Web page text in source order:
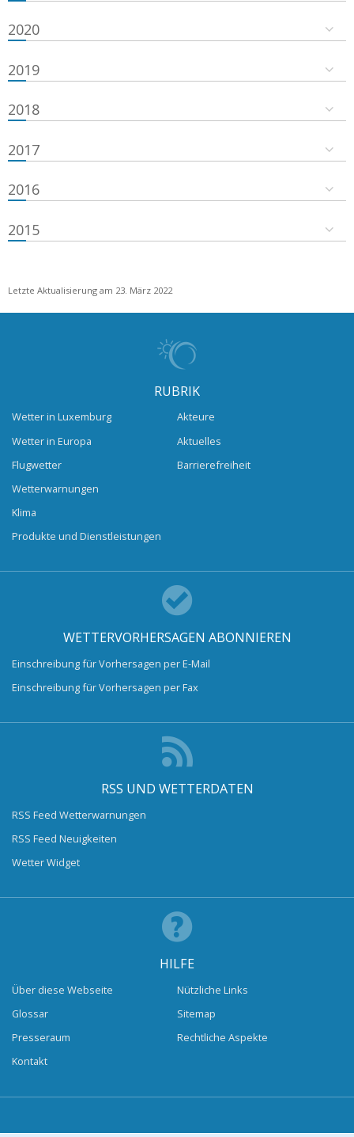
2020
2019
2018
2017
2016
2015
Letzte Aktualisierung am 23. März 2022
RUBRIK
Wetter in Luxemburg
Wetter in Europa
Flugwetter
Wetterwarnungen
Klima
Produkte und Dienstleistungen
Akteure
Aktuelles
Barrierefreiheit
WETTERVORHERSAGEN ABONNIEREN
Einschreibung für Vorhersagen per E-Mail
Einschreibung für Vorhersagen per Fax
RSS UND WETTERDATEN
RSS Feed Wetterwarnungen
RSS Feed Neuigkeiten
Wetter Widget
HILFE
Über diese Webseite
Glossar
Presseraum
Kontakt
Nützliche Links
Sitemap
Rechtliche Aspekte